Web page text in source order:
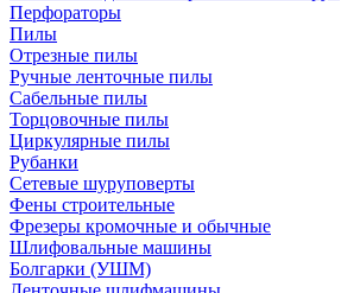
Перфораторы
Пилы
Отрезные пилы
Ручные ленточные пилы
Сабельные пилы
Торцовочные пилы
Циркулярные пилы
Рубанки
Сетевые шуруповерты
Фены строительные
Фрезеры кромочные и обычные
Шлифовальные машины
Болгарки (УШМ)